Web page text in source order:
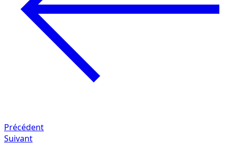
Précédent
Suivant